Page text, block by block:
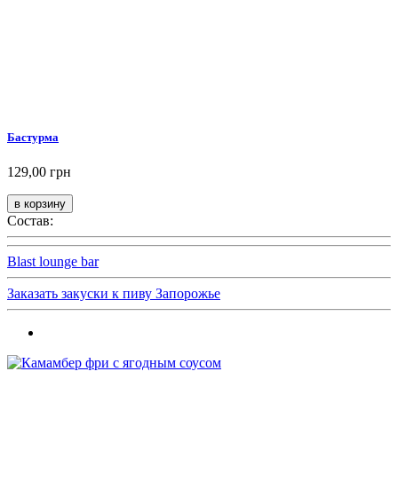
Бастурма
129,00 грн
Состав:
Blast lounge bar
Заказать закуски к пиву Запорожье